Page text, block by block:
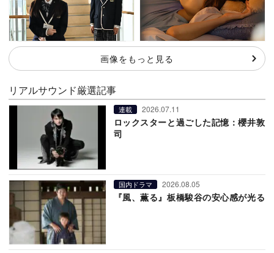
画像をもっと見る
リアルサウンド厳選記事
連載 2026.07.11
ロックスターと過ごした記憶：櫻井敦
司
国内ドラマ 2026.08.05
『風、薫る』板橋駿谷の安心感が光る